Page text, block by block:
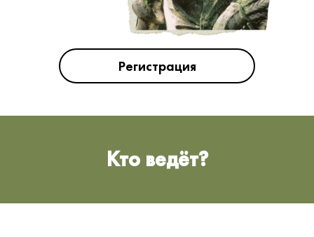
Регистрация
Кто ведёт?